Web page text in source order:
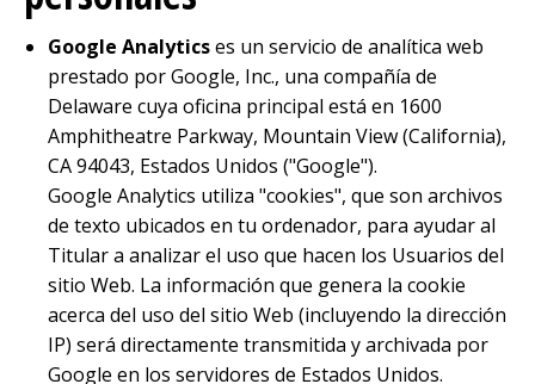
Google Analyticses un servicio de analítica web
prestado por Google, Inc., una compañía de
Delaware cuya oficina principal está en 1600
Amphitheatre Parkway, Mountain View (California),
CA 94043, Estados Unidos ("Google").
Google Analytics utiliza "cookies", que son archivos
de texto ubicados en tu ordenador, para ayudar al
Titular a analizar el uso que hacen los Usuarios del
sitio Web. La información que genera la cookie
acerca del uso del sitio Web (incluyendo la dirección
IP) será directamente transmitida y archivada por
Google en los servidores de Estados Unidos.